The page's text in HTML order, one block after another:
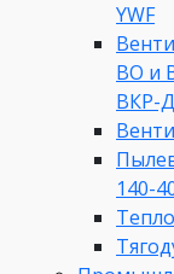
YWF
ВО и
ВКР-
140-